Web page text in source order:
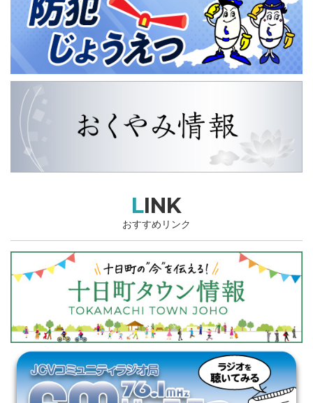
LINK
おすすめリンク